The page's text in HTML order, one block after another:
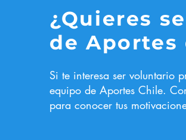
¿Quieres
de Aportes
Si te interesa ser voluntario
equipo de Aportes Chile. C
para conocer tus